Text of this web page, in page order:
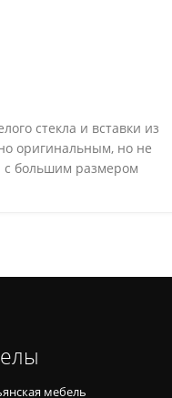
стекла и вставки из
оригинальным, но не
с большим размером
мебель